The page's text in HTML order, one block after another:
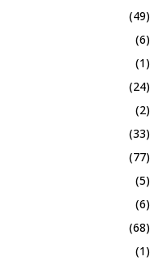
(49)
(6)
(1)
(24)
(2)
(33)
(77)
(5)
(6)
(68)
(1)